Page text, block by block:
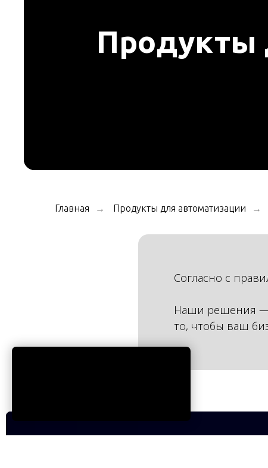
Продукты
Главная → Продукты для автоматизации →
Согласно с
Наши решения
то, чтобы ваш